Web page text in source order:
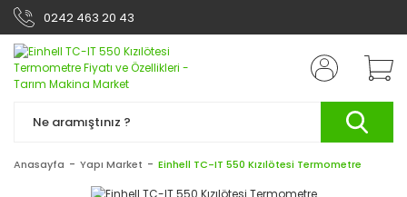
0242 463 20 43
Anasayfa Yapı Market Einhell TC-IT 550 Kızılötesi Termometre